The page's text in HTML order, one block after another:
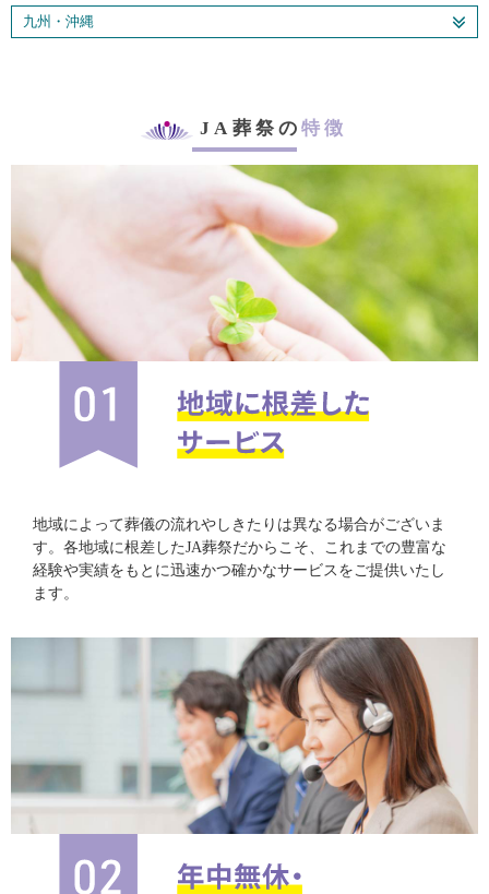
九州・沖縄
JA葬祭の特徴
地域によって葬儀の流れやしきたりは異なる場合がございま
す。各地域に根差したJA葬祭だからこそ、これまでの豊富な
経験や実績をもとに迅速かつ確かなサービスをご提供いたし
ます。